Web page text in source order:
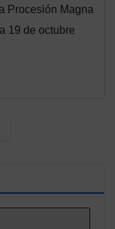
Procesión Magna
19 de octubre